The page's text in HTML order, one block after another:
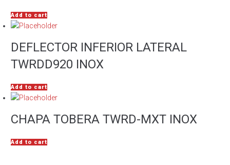
Add to cart
DEFLECTOR INFERIOR LATERAL
TWRDD920 INOX
Add to cart
CHAPA TOBERA TWRD-MXT INOX
Add to cart